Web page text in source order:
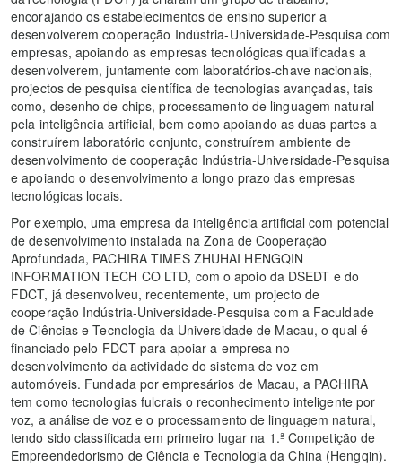
encorajando os estabelecimentos de ensino superior a
desenvolverem cooperação Indústria-Universidade-Pesquisa com
empresas, apoiando as empresas tecnológicas qualificadas a
desenvolverem, juntamente com laboratórios-chave nacionais,
projectos de pesquisa científica de tecnologias avançadas, tais
como, desenho de chips, processamento de linguagem natural
pela inteligência artificial, bem como apoiando as duas partes a
construírem laboratório conjunto, construírem ambiente de
desenvolvimento de cooperação Indústria-Universidade-Pesquisa
e apoiando o desenvolvimento a longo prazo das empresas
tecnológicas locais.
Por exemplo, uma empresa da inteligência artificial com potencial
de desenvolvimento instalada na Zona de Cooperação
Aprofundada, PACHIRA TIMES ZHUHAI HENGQIN
INFORMATION TECH CO LTD, com o apoio da DSEDT e do
FDCT, já desenvolveu, recentemente, um projecto de
cooperação Indústria-Universidade-Pesquisa com a Faculdade
de Ciências e Tecnologia da Universidade de Macau, o qual é
financiado pelo FDCT para apoiar a empresa no
desenvolvimento da actividade do sistema de voz em
automóveis. Fundada por empresários de Macau, a PACHIRA
tem como tecnologias fulcrais o reconhecimento inteligente por
voz, a análise de voz e o processamento de linguagem natural,
tendo sido classificada em primeiro lugar na 1.ª Competição de
Empreendedorismo de Ciência e Tecnologia da China (Hengqin).